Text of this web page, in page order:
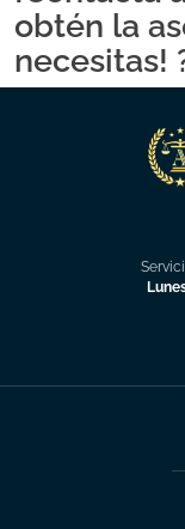
obtén la
necesitas!